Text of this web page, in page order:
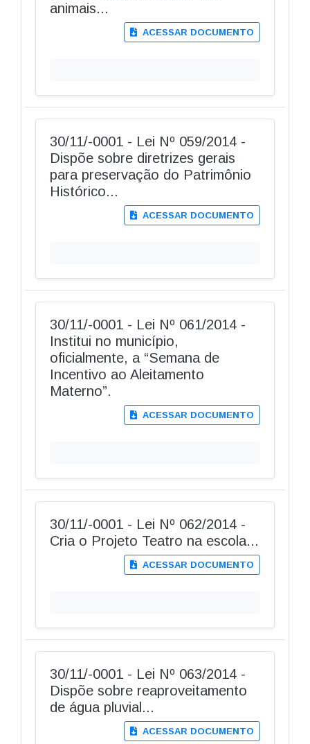
animais...
ACESSAR DOCUMENTO
30/11/-0001 - Lei Nº 059/2014 -
Dispõe sobre diretrizes gerais
para preservação do Patrimônio
Histórico...
ACESSAR DOCUMENTO
30/11/-0001 - Lei Nº 061/2014 -
Institui no município,
oficialmente, a “Semana de
Incentivo ao Aleitamento
Materno”.
ACESSAR DOCUMENTO
30/11/-0001 - Lei Nº 062/2014 -
Cria o Projeto Teatro na escola...
ACESSAR DOCUMENTO
30/11/-0001 - Lei Nº 063/2014 -
Dispõe sobre reaproveitamento
de água pluvial...
ACESSAR DOCUMENTO